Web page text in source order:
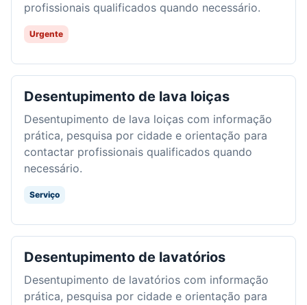
profissionais qualificados quando necessário.
Urgente
Desentupimento de lava loiças
Desentupimento de lava loiças com informação
prática, pesquisa por cidade e orientação para
contactar profissionais qualificados quando
necessário.
Serviço
Desentupimento de lavatórios
Desentupimento de lavatórios com informação
prática, pesquisa por cidade e orientação para